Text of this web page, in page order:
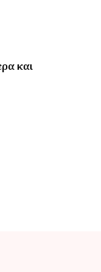
και